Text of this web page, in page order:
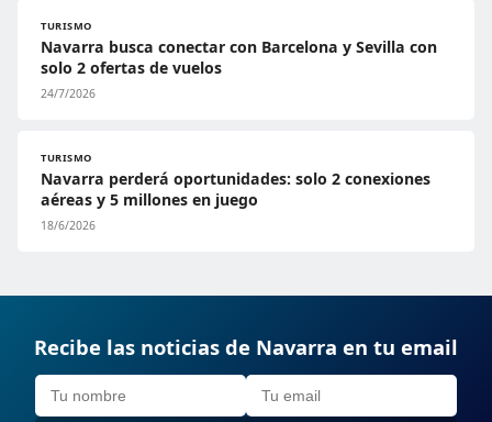
TURISMO
Navarra busca conectar con Barcelona y Sevilla con
solo 2 ofertas de vuelos
24/7/2026
TURISMO
Navarra perderá oportunidades: solo 2 conexiones
aéreas y 5 millones en juego
18/6/2026
Recibe las noticias de Navarra en tu email